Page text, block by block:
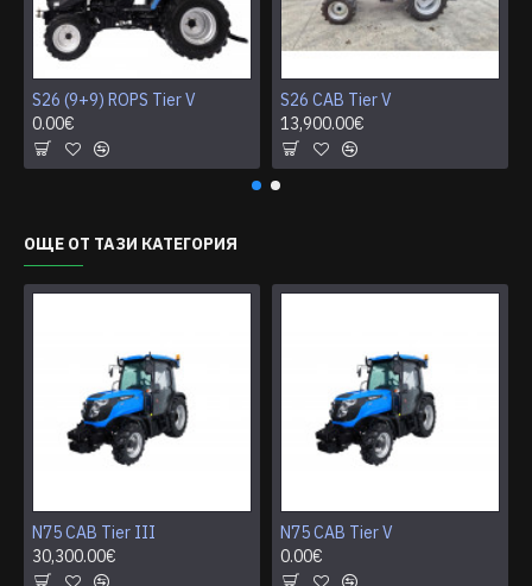
S26 (9+9) ROPS Tier V
0.00€
S26 CAB Tier V
13,900.00€
ОЩЕ ОТ ТАЗИ КАТЕГОРИЯ
N75 CAB Tier III
30,300.00€
N75 CAB Tier V
0.00€